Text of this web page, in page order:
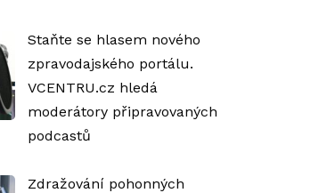
Staňte se hlasem nového
zpravodajského portálu.
VCENTRU.cz hledá
moderátory připravovaných
podcastů
Zdražování pohonných